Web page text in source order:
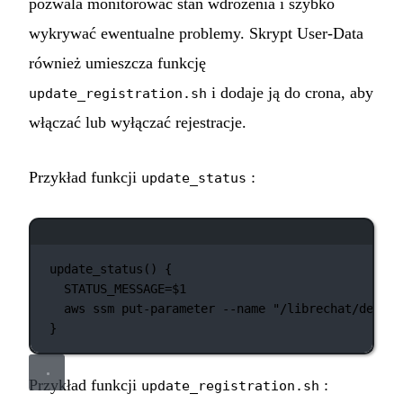
pozwala monitorować stan wdrożenia i szybko
wykrywać ewentualne problemy. Skrypt User-Data
również umieszcza funkcję
update_registration.sh i dodaje ją do crona, aby
włączać lub wyłączać rejestracje.
Przykład funkcji update_status :
update_status () {
STATUS_MESSAGE=$1
aws
ssm put-parameter --name
"/librechat/
}
Przykład funkcji update_registration.sh :